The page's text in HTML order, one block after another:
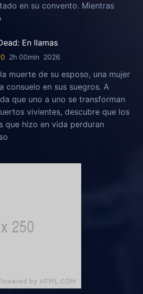
en su convento. Mientras
En llamas
2h 00min 2026
muerte de su esposo, una mujer
consuelo en sus suegros. A
que uno a uno se transforman
vivientes, descubre que los
que hizo en vida perduran